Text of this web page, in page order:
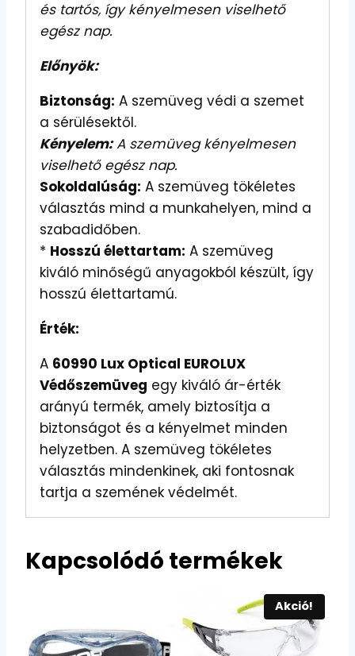
és tartós, így kényelmesen viselhető
egész nap.
Előnyök:
Biztonság: A szemüveg védi a szemet
a sérülésektől.
Kényelem:A szemüveg kényelmesen
viselhető egész nap.
Sokoldalúság: A szemüveg tökéletes
választás mind a munkahelyen, mind a
szabadidőben.
* Hosszú élettartam: A szemüveg
kiváló minőségű anyagokból készült, így
hosszú élettartamú.
Érték:
A 60990 Lux Optical EUROLUX
Védőszemüveg egy kiváló ár-érték
arányú termék, amely biztosítja a
biztonságot és a kényelmet minden
helyzetben. A szemüveg tökéletes
választás mindenkinek, aki fontosnak
tartja a szemének védelmét.
Kapcsolódó termékek
Akció!